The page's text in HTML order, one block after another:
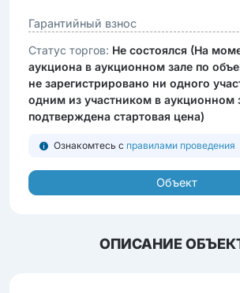
Гарантийный взнос
Статус торгов: Не состоялся (На
аукциона в аукционном зале по
не зарегистрировано ни одного
одним из участником в аукционном
подтверждена стартовая цена)
Ознакомтесь с правилами проведения
Объект
ОПИСАНИЕ